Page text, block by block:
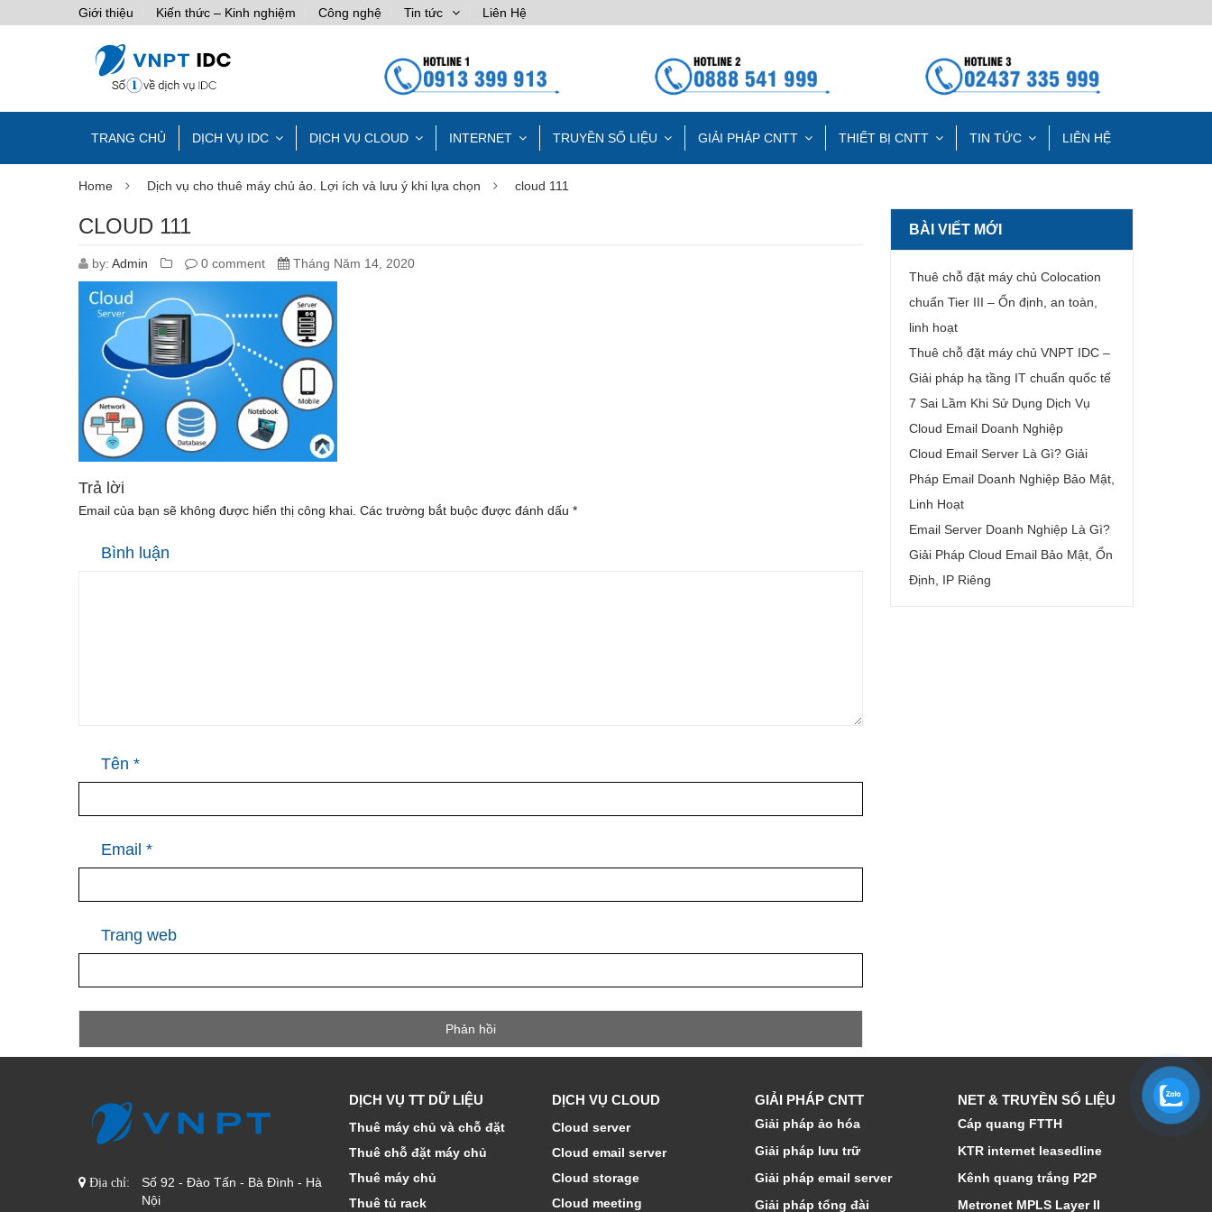
Giới thiệu Kiến thức – Kinh nghiệm Công nghệ Tin tức Liên Hệ
TRANG CHỦ DỊCH VỤ IDC DỊCH VỤ CLOUD INTERNET TRUYỀN SỐ LIỆU GIẢI PHÁP CNTT THIẾT BỊ CNTT TIN TỨC LIÊN HỆ
Home Dịch vụ cho thuê máy chủ ảo. Lợi ích và lưu ý khi lựa chọn cloud 111
CLOUD 111
by: Admin 0 comment Tháng Năm 14, 2020
Trả lời
Email của bạn sẽ không được hiển thị công khai. Các trường bắt buộc được đánh dấu *
Bình luận
Tên *
Email *
Trang web
BÀI VIẾT MỚI
Thuê chỗ đặt máy chủ Colocation
chuẩn Tier III – Ổn định, an toàn,
linh hoạt
Thuê chỗ đặt máy chủ VNPT IDC –
Giải pháp hạ tầng IT chuẩn quốc tế
7 Sai Lầm Khi Sử Dụng Dịch Vụ
Cloud Email Doanh Nghiệp
Cloud Email Server Là Gì? Giải
Pháp Email Doanh Nghiệp Bảo Mật,
Linh Hoạt
Email Server Doanh Nghiệp Là Gì?
Giải Pháp Cloud Email Bảo Mật, Ổn
Định, IP Riêng
Địa chỉ:
Số 92 - Đào Tấn - Bà Đình - Hà
Nội
DỊCH VỤ TT DỮ LIỆU
Thuê máy chủ và chỗ đặt
Thuê chỗ đặt máy chủ
Thuê máy chủ
Thuê tủ rack
DỊCH VỤ CLOUD
Cloud server
Cloud email server
Cloud storage
Cloud meeting
GIẢI PHÁP CNTT
Giải pháp ảo hóa
Giải pháp lưu trữ
Giải pháp email server
Giải pháp tổng đài
NET & TRUYỀN SỐ LIỆU
Cáp quang FTTH
KTR internet leasedline
Kênh quang trắng P2P
Metronet MPLS Layer II